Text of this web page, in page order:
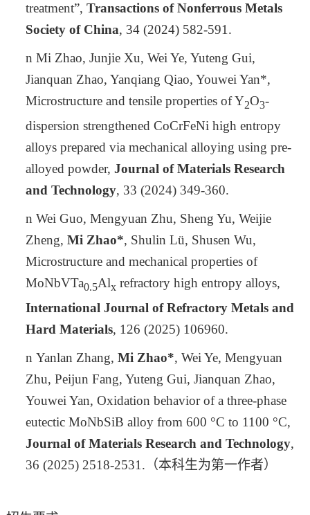
treatment”, Transactions of Nonferrous Metals
Society of China, 34 (2024) 582-591.
n Mi Zhao, Junjie Xu, Wei Ye, Yuteng Gui,
Jianquan Zhao, Yanqiang Qiao, Youwei Yan*,
Microstructure and tensile properties of Y2O3-
dispersion strengthened CoCrFeNi high entropy
alloys prepared via mechanical alloying using pre-
alloyed powder, Journal of Materials Research
and Technology, 33 (2024) 349-360.
n Wei Guo, Mengyuan Zhu, Sheng Yu, Weijie
Zheng, Mi Zhao*, Shulin Lü, Shusen Wu,
Microstructure and mechanical properties of
MoNbVTa0.5Alxrefractory high entropy alloys,
International Journal of Refractory Metals and
Hard Materials, 126 (2025) 106960.
n Yanlan Zhang, Mi Zhao*, Wei Ye, Mengyuan
Zhu, Peijun Fang, Yuteng Gui, Jianquan Zhao,
Youwei Yan, Oxidation behavior of a three-phase
eutectic MoNbSiB alloy from 600 °C to 1100 °C,
Journal of Materials Research and Technology,
36 (2025) 2518-2531. （本科生为第一作者）